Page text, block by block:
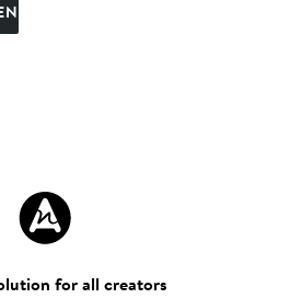
for all creators